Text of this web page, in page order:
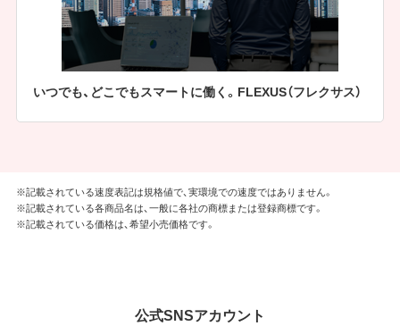
いつでも、どこでもスマートに働く。FLEXUS（フレクサス）
※記載されている速度表記は規格値で、実環境での速度ではありません。
※記載されている各商品名は、一般に各社の商標または登録商標です。
※記載されている価格は、希望小売価格です。
公式SNSアカウント